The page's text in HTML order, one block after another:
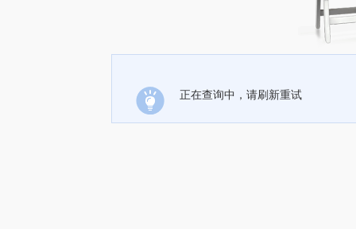
正在查询中，请刷新重试